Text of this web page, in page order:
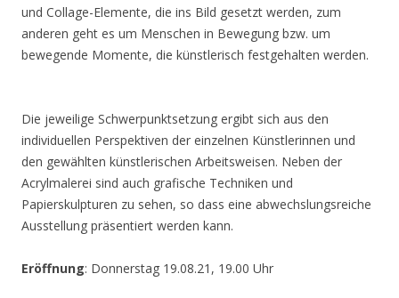
und Collage-Elemente, die ins Bild gesetzt werden, zum
anderen geht es um Menschen in Bewegung bzw. um
bewegende Momente, die künstlerisch festgehalten werden.
Die jeweilige Schwerpunktsetzung ergibt sich aus den
individuellen Perspektiven der einzelnen Künstlerinnen und
den gewählten künstlerischen Arbeitsweisen. Neben der
Acrylmalerei sind auch grafische Techniken und
Papierskulpturen zu sehen, so dass eine abwechslungsreiche
Ausstellung präsentiert werden kann.
Eröffnung: Donnerstag 19.08.21, 19.00 Uhr